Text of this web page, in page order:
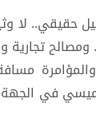
حقيقي.. لا
ومصالح
ميسي في